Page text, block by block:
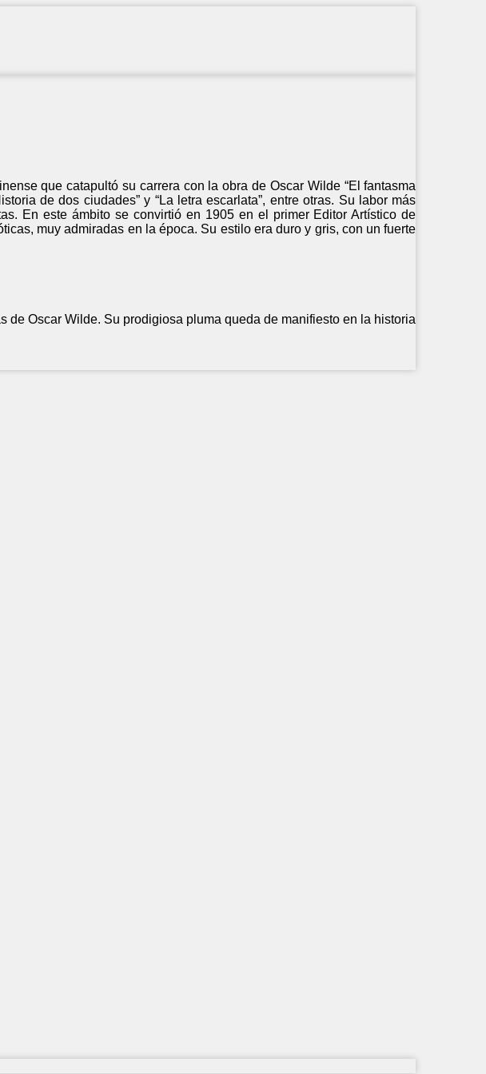
que catapultó su carrera con la obra de Oscar Wilde “El fantasma
de dos ciudades” y “La letra escarlata”, entre otras. Su labor más
En este ámbito se convirtió en 1905 en el primer Editor Artístico de
muy admiradas en la época. Su estilo era duro y gris, con un fuerte
de Oscar Wilde. Su prodigiosa pluma queda de manifiesto en la historia